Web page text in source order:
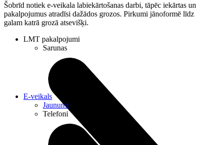
Šobrīd notiek e-veikala labiekārtošanas darbi, tāpēc iekārtas un
pakalpojumus atradīsi dažādos grozos. Pirkumi jānoformē līdz
galam katrā grozā atsevišķi.
LMT pakalpojumi
Sarunas
E-veikals
Jaunumi
Telefoni